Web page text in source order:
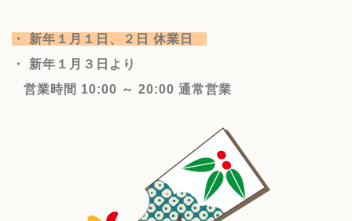
・ 新年１月１日、２日 休業日
・ 新年１月３日より
営業時間 10:00 ～ 20:00 通常営業